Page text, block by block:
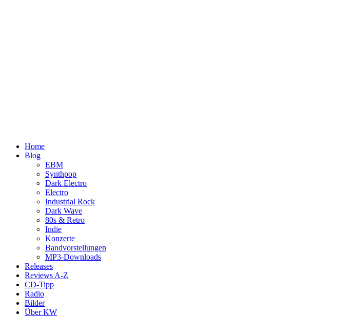
Home
Blog
EBM
Synthpop
Dark Electro
Electro
Industrial Rock
Dark Wave
80s & Retro
Indie
Konzerte
Bandvorstellungen
MP3-Downloads
Releases
Reviews A-Z
CD-Tipp
Radio
Bilder
Über KW